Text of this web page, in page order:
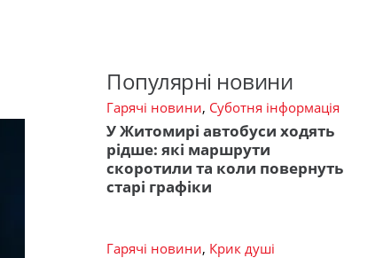
Популярні новини
Гарячі новини, Суботня інформація
У Житомирі автобуси ходять
рідше: які маршрути
скоротили та коли повернуть
старі графіки
Гарячі новини, Крик душі